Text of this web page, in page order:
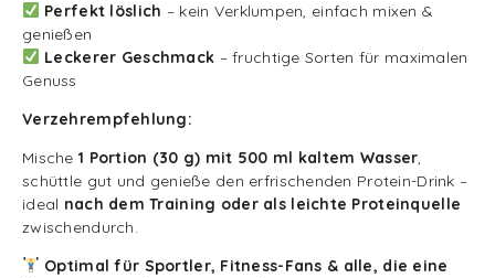
Perfekt löslich – kein Verklumpen, einfach mixen &
genießen
Leckerer Geschmack – fruchtige Sorten für maximalen
Genuss
Verzehrempfehlung:
Mische 1 Portion (30 g) mit 500 ml kaltem Wasser,
schüttle gut und genieße den erfrischenden Protein-Drink –
ideal nach dem Training oder als leichte Proteinquelle
zwischendurch.
Optimal für Sportler, Fitness-Fans & alle, die eine